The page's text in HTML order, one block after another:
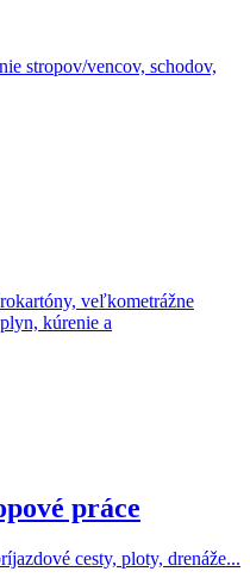
stropov/vencov, schodov,
veľkometrážne
kúrenie a
práce
cesty, ploty, drenáže...